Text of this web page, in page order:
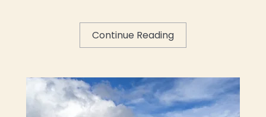
Continue Reading